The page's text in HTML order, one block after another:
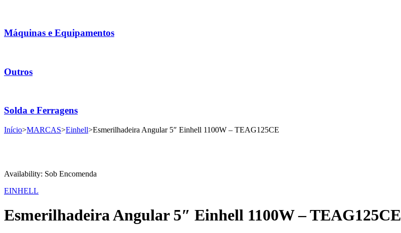
Máquinas e Equipamentos
Outros
Solda e Ferragens
Início>MARCAS>Einhell>Esmerilhadeira Angular 5″ Einhell 1100W – TEAG125CE
Availability: Sob Encomenda
EINHELL
Esmerilhadeira Angular 5″ Einhell 1100W – TEAG125CE